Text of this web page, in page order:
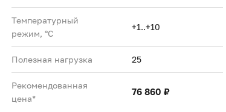
Температурный
режим, °C
+1..+10
Полезная нагрузка 25
Рекомендованная
цена*
76 860 ₽